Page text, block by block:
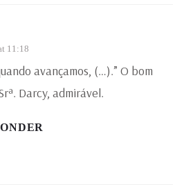
11:18
avançamos, (…).” O bom
Darcy, admirável.